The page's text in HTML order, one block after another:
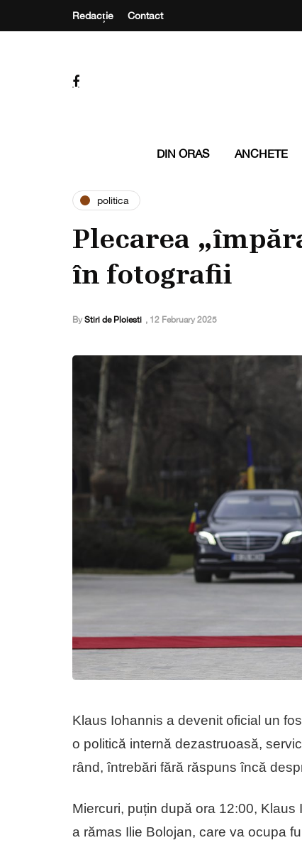
Redacție Contact
DIN ORAS ANCHETE
politica
Plecarea
în fotografii
By Stiri de Ploiesti , 12 February 2025
Klaus Iohannis a devenit oficial un
o politică internă dezastruoasă,
rând, întrebări fără răspuns încă
Miercuri, puțin după ora 12:00,
a rămas Ilie Bolojan, care va ocupa